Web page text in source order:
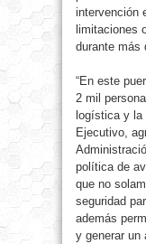
intervención
limitaciones
durante más
“En este
2 mil
logística y la
Ejecutivo,
política de
que no
seguridad
además
y generar un